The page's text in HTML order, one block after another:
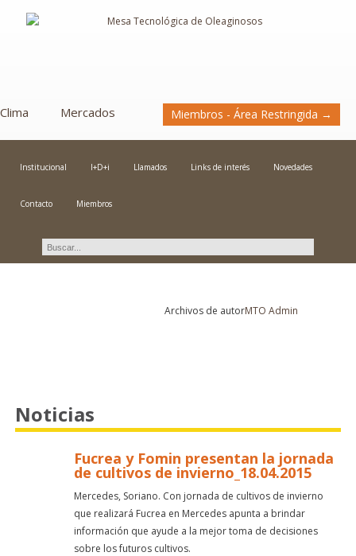
Clima Mercados Miembros - Área Restringida →
Institucional I+D+i Llamados Links de interés Novedades
Contacto Miembros
Archivos de autorMTO Admin
Noticias
Fucrea y Fomin presentan la jornada
de cultivos de invierno_18.04.2015
Mercedes, Soriano. Con jornada de cultivos de invierno
que realizará Fucrea en Mercedes apunta a brindar
información que ayude a la mejor toma de decisiones
sobre los futuros cultivos.